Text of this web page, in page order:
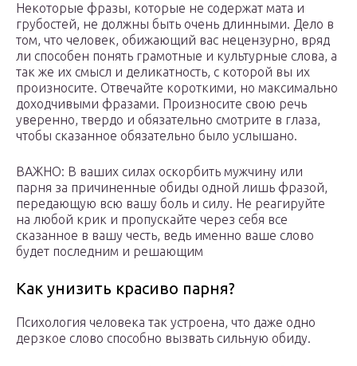
Некоторые фразы, которые не содержат мата и
грубостей, не должны быть очень длинными. Дело в
том, что человек, обижающий вас нецензурно, вряд
ли способен понять грамотные и культурные слова, а
так же их смысл и деликатность, с которой вы их
произносите. Отвечайте короткими, но максимально
доходчивыми фразами. Произносите свою речь
уверенно, твердо и обязательно смотрите в глаза,
чтобы сказанное обязательно было услышано.
ВАЖНО: В ваших силах оскорбить мужчину или
парня за причиненные обиды одной лишь фразой,
передающую всю вашу боль и силу. Не реагируйте
на любой крик и пропускайте через себя все
сказанное в вашу честь, ведь именно ваше слово
будет последним и решающим
Как унизить красиво парня?
Психология человека так устроена, что даже одно
дерзкое слово способно вызвать сильную обиду.